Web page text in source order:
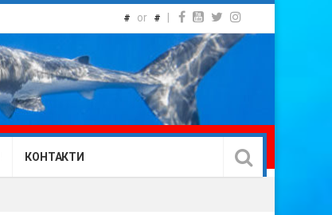
# or #
КОНТАКТИ